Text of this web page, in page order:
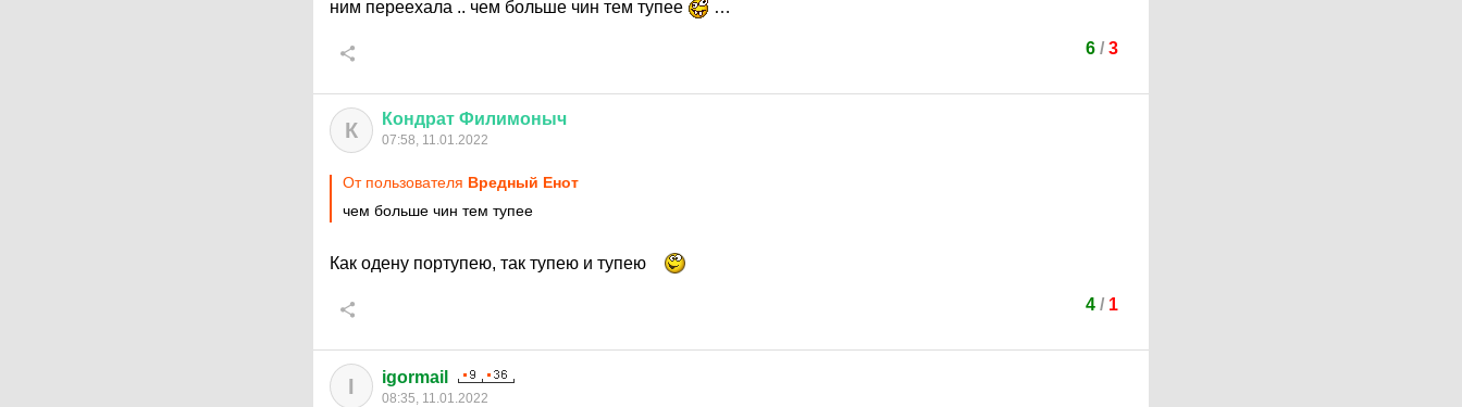
ним переехала .. чем больше чин тем тупее
…
6/ 3
К Кондрат Филимоныч
07:58, 11.01.2022
От пользователя Вредный Енот
чем больше чин тем тупее
Как одену портупею, так тупею и тупею
4/ 1
I igormail
08:35, 11.01.2022